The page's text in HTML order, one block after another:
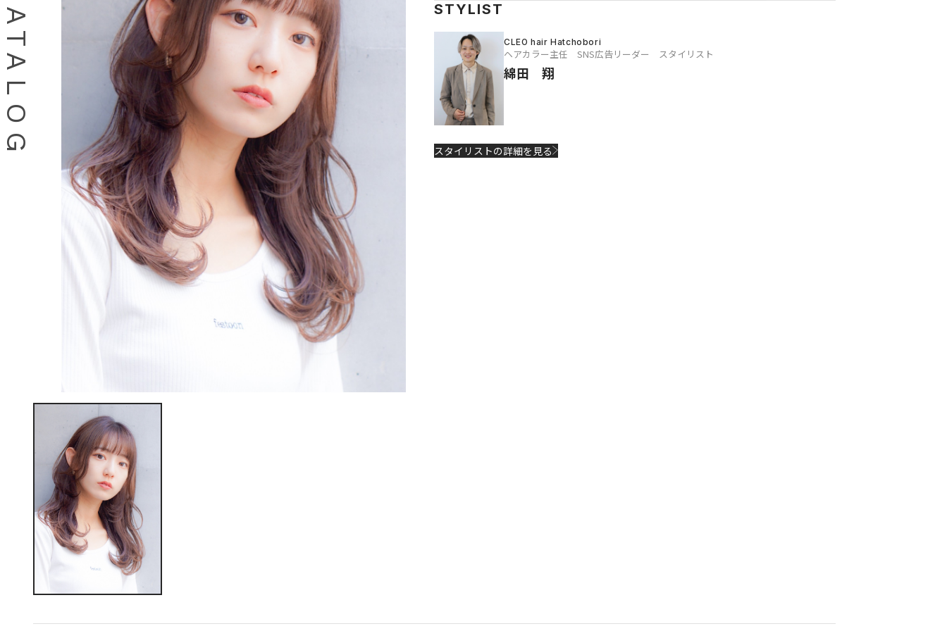
STYLIST
CLEO hair Hatchobori
ヘアカラー主任 SNS広告リーダー スタイリスト
綿田 翔
スタイリストの詳細を見る